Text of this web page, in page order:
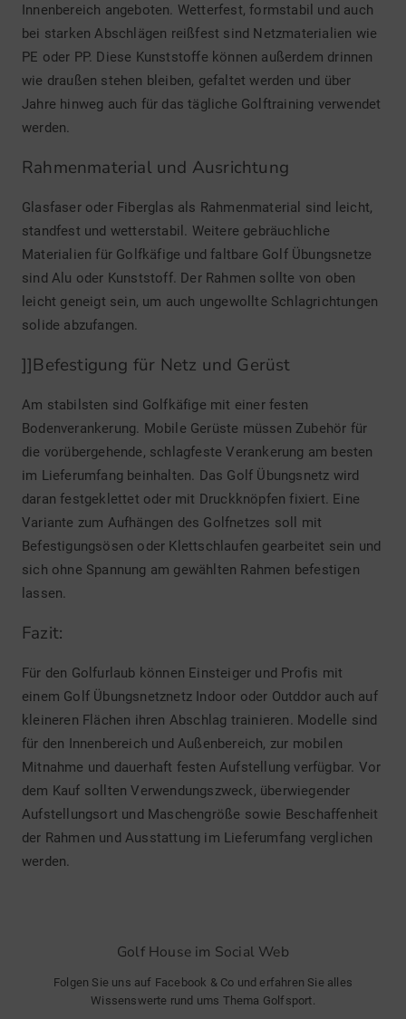
Innenbereich angeboten. Wetterfest, formstabil und auch
bei starken Abschlägen reißfest sind Netzmaterialien wie
PE oder PP. Diese Kunststoffe können außerdem drinnen
wie draußen stehen bleiben, gefaltet werden und über
Jahre hinweg auch für das tägliche Golftraining verwendet
werden.
Rahmenmaterial und Ausrichtung
Glasfaser oder Fiberglas als Rahmenmaterial sind leicht,
standfest und wetterstabil. Weitere gebräuchliche
Materialien für Golfkäfige und faltbare Golf Übungsnetze
sind Alu oder Kunststoff. Der Rahmen sollte von oben
leicht geneigt sein, um auch ungewollte Schlagrichtungen
solide abzufangen.
]]Befestigung für Netz und Gerüst
Am stabilsten sind Golfkäfige mit einer festen
Bodenverankerung. Mobile Gerüste müssen Zubehör für
die vorübergehende, schlagfeste Verankerung am besten
im Lieferumfang beinhalten. Das Golf Übungsnetz wird
daran festgeklettet oder mit Druckknöpfen fixiert. Eine
Variante zum Aufhängen des Golfnetzes soll mit
Befestigungsösen oder Klettschlaufen gearbeitet sein und
sich ohne Spannung am gewählten Rahmen befestigen
lassen.
Fazit:
Für den Golfurlaub können Einsteiger und Profis mit
einem Golf Übungsnetznetz Indoor oder Outddor auch auf
kleineren Flächen ihren Abschlag trainieren. Modelle sind
für den Innenbereich und Außenbereich, zur mobilen
Mitnahme und dauerhaft festen Aufstellung verfügbar. Vor
dem Kauf sollten Verwendungszweck, überwiegender
Aufstellungsort und Maschengröße sowie Beschaffenheit
der Rahmen und Ausstattung im Lieferumfang verglichen
werden.
Golf House im Social Web
Folgen Sie uns auf Facebook & Co und erfahren Sie alles
Wissenswerte rund ums Thema Golfsport.